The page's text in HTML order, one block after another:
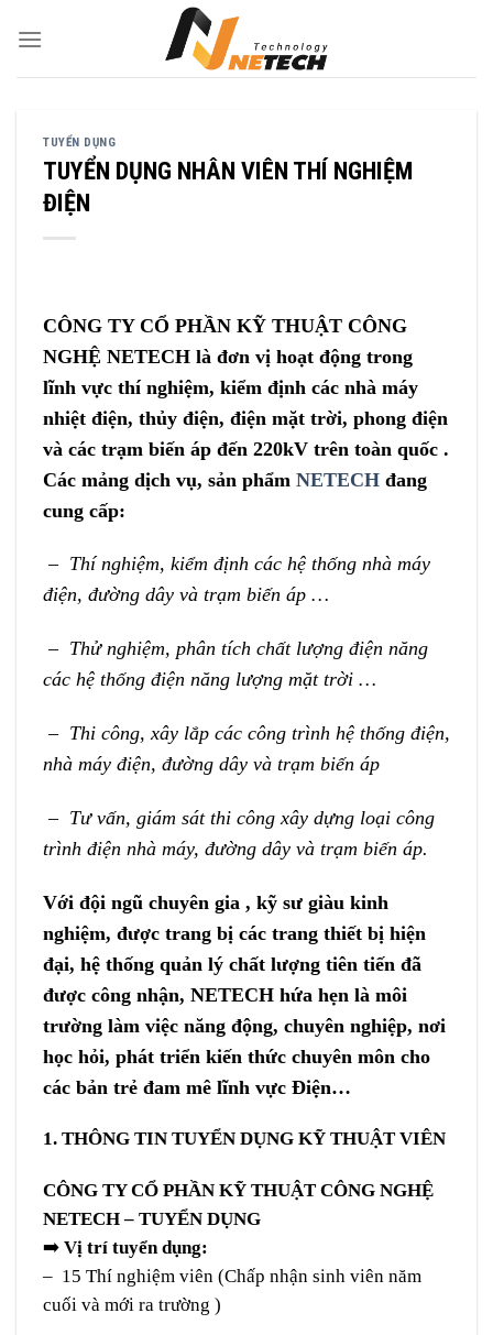
TUYỂN DỤNG
TUYỂN DỤNG NHÂN VIÊN THÍ NGHIỆM
ĐIỆN
CÔNG TY CỔ PHẦN KỸ THUẬT CÔNG
NGHỆ NETECH là đơn vị hoạt động trong
lĩnh vực thí nghiệm, kiểm định các nhà máy
nhiệt điện, thủy điện, điện mặt trời, phong điện
và các trạm biến áp đến 220kV trên toàn quốc .
Các mảng dịch vụ, sản phẩm NETECH đang
cung cấp:
– Thí nghiệm, kiểm định các hệ thống nhà máy
điện, đường dây và trạm biến áp …
– Thử nghiệm, phân tích chất lượng điện năng
các hệ thống điện năng lượng mặt trời …
– Thi công, xây lắp các công trình hệ thống điện,
nhà máy điện, đường dây và trạm biến áp
– Tư vấn, giám sát thi công xây dựng loại công
trình điện nhà máy, đường dây và trạm biến áp.
Với đội ngũ chuyên gia , kỹ sư giàu kinh
nghiệm, được trang bị các trang thiết bị hiện
đại, hệ thống quản lý chất lượng tiên tiến đã
được công nhận, NETECH hứa hẹn là môi
trường làm việc năng động, chuyên nghiệp, nơi
học hỏi, phát triển kiến thức chuyên môn cho
các bản trẻ đam mê lĩnh vực Điện…
1. THÔNG TIN TUYỂN DỤNG KỸ THUẬT VIÊN
CÔNG TY CỔ PHẦN KỸ THUẬT CÔNG NGHỆ
NETECH – TUYỂN DỤNG
➡️ Vị trí tuyển dụng:
– 15 Thí nghiệm viên (Chấp nhận sinh viên năm
cuối và mới ra trường )